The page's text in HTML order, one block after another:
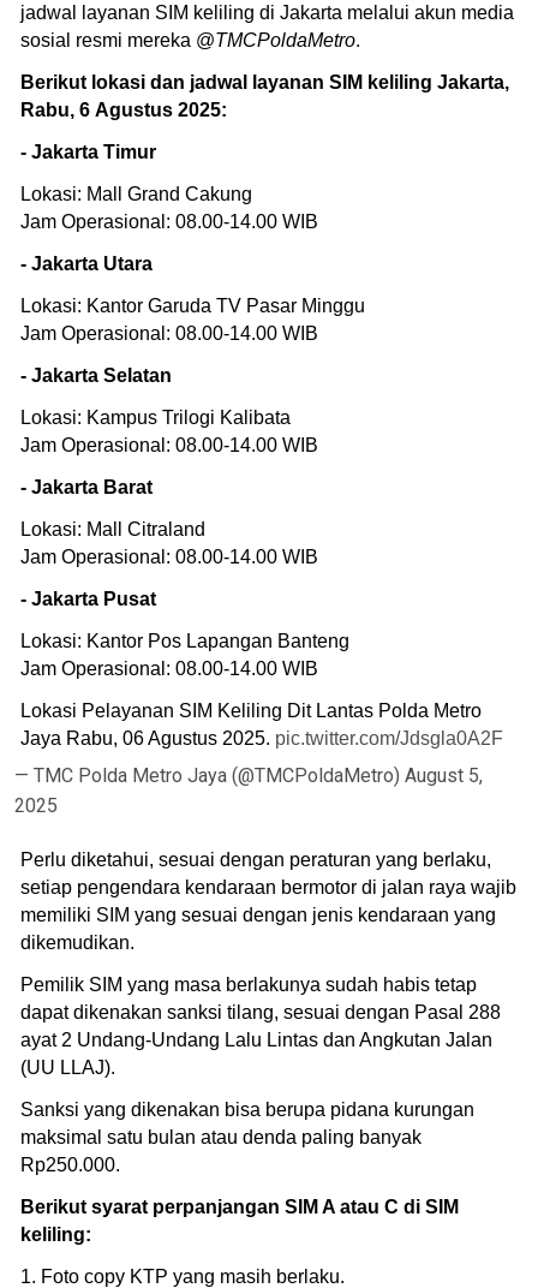
jadwal layanan SIM keliling di Jakarta melalui akun media
sosial resmi mereka @TMCPoldaMetro.
Berikut lokasi dan jadwal layanan SIM keliling Jakarta,
Rabu, 6 Agustus 2025:
- Jakarta Timur
Lokasi: Mall Grand Cakung
Jam Operasional: 08.00-14.00 WIB
- Jakarta Utara
Lokasi: Kantor Garuda TV Pasar Minggu
Jam Operasional: 08.00-14.00 WIB
- Jakarta Selatan
Lokasi: Kampus Trilogi Kalibata
Jam Operasional: 08.00-14.00 WIB
- Jakarta Barat
Lokasi: Mall Citraland
Jam Operasional: 08.00-14.00 WIB
- Jakarta Pusat
Lokasi: Kantor Pos Lapangan Banteng
Jam Operasional: 08.00-14.00 WIB
Lokasi Pelayanan SIM Keliling Dit Lantas Polda Metro
Jaya Rabu, 06 Agustus 2025. pic.twitter.com/Jdsgla0A2F
— TMC Polda Metro Jaya (@TMCPoldaMetro) August 5,
2025
Perlu diketahui, sesuai dengan peraturan yang berlaku,
setiap pengendara kendaraan bermotor di jalan raya wajib
memiliki SIM yang sesuai dengan jenis kendaraan yang
dikemudikan.
Pemilik SIM yang masa berlakunya sudah habis tetap
dapat dikenakan sanksi tilang, sesuai dengan Pasal 288
ayat 2 Undang-Undang Lalu Lintas dan Angkutan Jalan
(UU LLAJ).
Sanksi yang dikenakan bisa berupa pidana kurungan
maksimal satu bulan atau denda paling banyak
Rp250.000.
Berikut syarat perpanjangan SIM A atau C di SIM
keliling:
1. Foto copy KTP yang masih berlaku.